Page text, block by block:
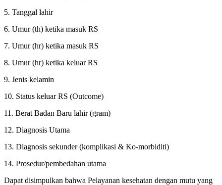
5. Tanggal lahir
6. Umur (th) ketika masuk RS
7. Umur (hr) ketika masuk RS
8. Umur (hr) ketika keluar RS
9. Jenis kelamin
10. Status keluar RS (Outcome)
11. Berat Badan Baru lahir (gram)
12. Diagnosis Utama
13. Diagnosis sekunder (komplikasi & Ko-morbiditi)
14. Prosedur/pembedahan utama
Dapat disimpulkan bahwa Pelayanan kesehatan dengan mutu yang